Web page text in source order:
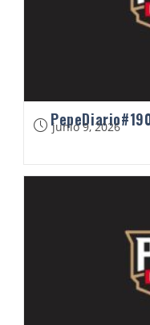
junio 9, 2026